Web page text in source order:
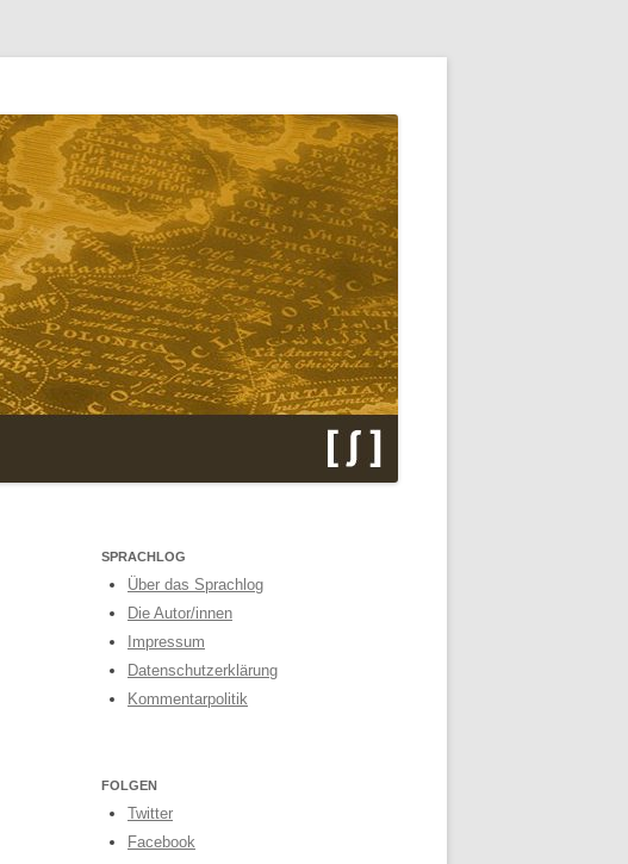
SPRACHLOG
Über das Sprachlog
Die Autor/innen
Impressum
Datenschutzerklärung
Kommentarpolitik
FOLGEN
Twitter
Facebook